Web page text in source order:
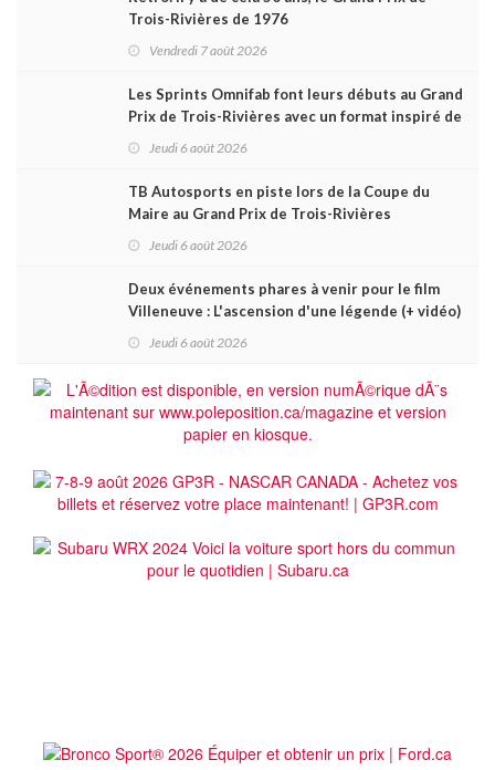
Trois-Rivières de 1976
Vendredi 7 août 2026
Les Sprints Omnifab font leurs débuts au Grand
Prix de Trois-Rivières avec un format inspiré de
Jeudi 6 août 2026
TB Autosports en piste lors de la Coupe du
Maire au Grand Prix de Trois-Rivières
Jeudi 6 août 2026
Deux événements phares à venir pour le film
Villeneuve : L'ascension d'une légende (+ vidéo)
Jeudi 6 août 2026